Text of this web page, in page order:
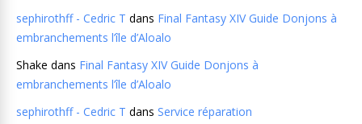
sephirothff - Cedric T dans Final Fantasy XIV Guide Donjons à
embranchements l’île d’Aloalo
Shake dans Final Fantasy XIV Guide Donjons à
embranchements l’île d’Aloalo
sephirothff - Cedric T dans Service réparation